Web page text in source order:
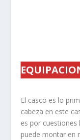
El casco es lo
cabeza en este
es por cuestiones
puede montar en